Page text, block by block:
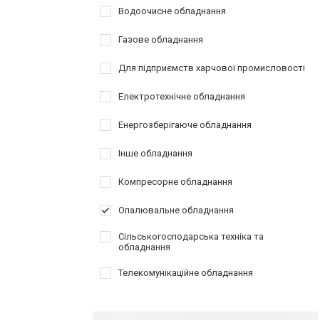
Водоочисне обладнання
Газове обладнання
Для підприємств харчової промисловості
Електротехнічне обладнання
Енергозберігаюче обладнання
Інше обладнання
Компресорне обладнання
Опалювальне обладнання
Сільськогосподарська техніка та
обладнання
Телекомунікаційне обладнання